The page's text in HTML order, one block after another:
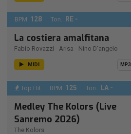
BPM: 128 Ton.: RE -
La costiera amalfitana
Fabio Rovazzi - Arisa - Nino D'angelo
MIDI MP3
Top Hit BPM: 125 Ton.: LA -
Medley The Kolors (Live
Sanremo 2026)
The Kolors